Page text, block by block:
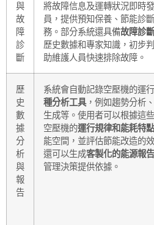
與
故
障
診
斷
將故障信息及運轉狀況即時
員，提供預知保養、節能診
務。部分系統還具備故障診斷
歷史數據和專家知識，初步
助維護人員快速排除故障。
歷
史
數
據
分
析
與
報
告
系統會自動記錄空壓機的運
種分析工具，例如趨勢分析
生成等。使用者可以根據這
空壓機的運行規律和能耗特點
能空間，並評估節能改造的
還可以生成客製化的能源報告
管理決策提供依據。